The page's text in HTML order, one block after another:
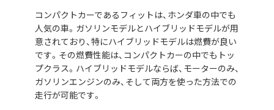
コンパクトカーであるフィットは、ホンダ車の中でも
人気の車。ガソリンモデルとハイブリッドモデルが用
意されており、特にハイブリッドモデルは燃費が良い
です。その燃費性能は、コンパクトカーの中でもトッ
プクラス。ハイブリッドモデルならば、モーターのみ、
ガソリンエンジンのみ、そして両方を使った方法での
走行が可能です。